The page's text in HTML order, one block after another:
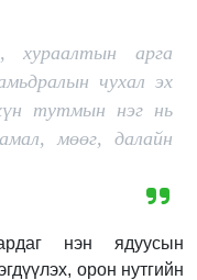
хураалтын арга
чухал эх
тутмын нэг нь
мөөг, далайн
нэн ядуусын
орон нутгийн